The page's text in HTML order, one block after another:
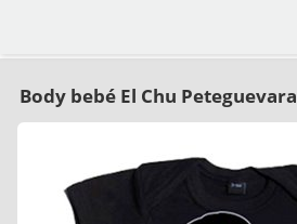
Body bebé El Chu Peteguevara